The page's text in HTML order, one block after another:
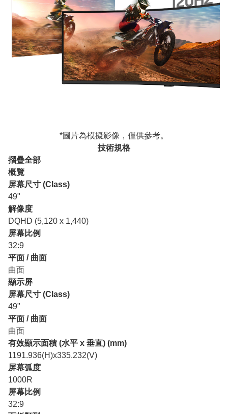
*圖片為模擬影像，僅供參考。
技術規格
摺疊全部
概覽
屏幕尺寸 (Class)
49"
解像度
DQHD (5,120 x 1,440)
屏幕比例
32:9
平面 / 曲面
曲面
顯示屏
屏幕尺寸 (Class)
49"
平面 / 曲面
曲面
有效顯示面積 (水平 x 垂直) (mm)
1191.936(H)x335.232(V)
屏幕弧度
1000R
屏幕比例
32:9